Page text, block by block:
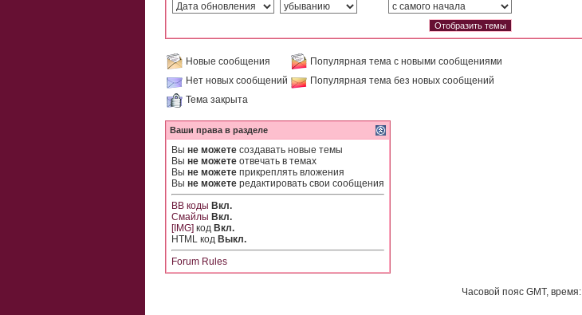
Новые сообщения
Популярная тема с новыми сообщениями
Нет новых сообщений
Популярная тема без новых сообщений
Тема закрыта
Ваши права в разделе
Вы не можете создавать новые темы
Вы не можете отвечать в темах
Вы не можете прикреплять вложения
Вы не можете редактировать свои сообщения
BB коды Вкл.
Смайлы Вкл.
[IMG] код Вкл.
HTML код Выкл.
Forum Rules
Часовой пояс GMT, время: